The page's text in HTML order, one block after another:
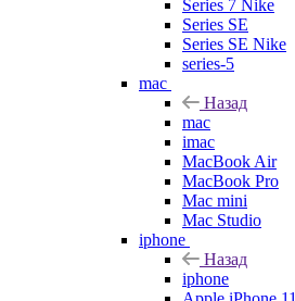
Series 7 Nike
Series SE
Series SE Nike
series-5
mac
Назад
mac
imac
MacBook Air
MacBook Pro
Mac mini
Mac Studio
iphone
Назад
iphone